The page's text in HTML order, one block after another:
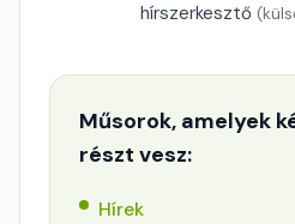
hírszerkesztő
Műsorok, amelyek
részt vesz:
Hírek